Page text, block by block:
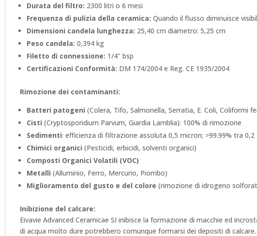
Durata del filtro: 2300 litri o 6 mesi
Frequenza di pulizia della ceramica: Quando il flusso diminuisce
Dimensioni candela lunghezza: 25,40 cm diametro: 5,25 cm
Peso candela: 0,394 kg
Filetto di connessione: 1/4" bsp
Certificazioni Conformità: DM 174/2004 e Reg. CE 1935/2004
Rimozione dei contaminanti:
Batteri patogeni (Colera, Tifo, Salmonella, Serratia, E. Coli, Coliformi
Cisti (Cryptosporidium Parvum, Giardia Lamblia): 100% di rimozione
Sedimenti: efficienza di filtrazione assoluta 0,5 micron; >99.99% tra
Chimici organici (Pesticidi, erbicidi, solventi organici)
Composti Organici Volatili (VOC)
Metalli (Alluminio, Ferro, Mercurio, Piombo)
Miglioramento del gusto e del colore (rimozione di idrogeno
Inibizione del calcare:
Eivavie Advanced Ceramicae SI inibisce la formazione di macchie ed
di acqua molto dure potrebbero comunque formarsi dei depositi di calcare.